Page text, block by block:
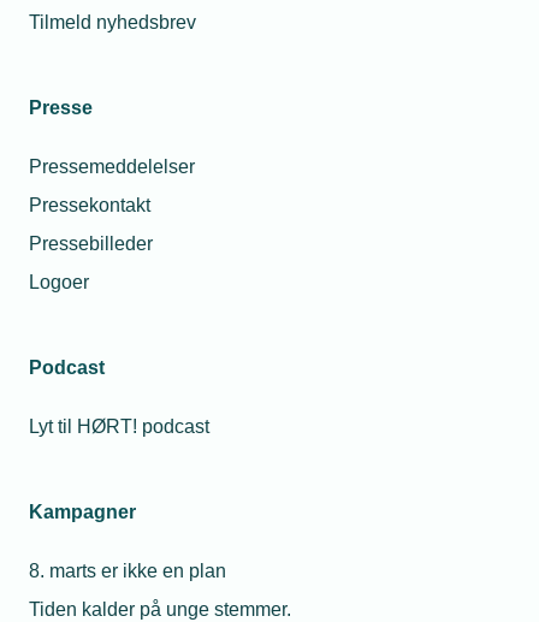
Tilmeld nyhedsbrev
Presse
Pressemeddelelser
Pressekontakt
Pressebilleder
Logoer
Podcast
Lyt til HØRT! podcast
Kampagner
8. marts er ikke en plan
Tiden kalder på unge stemmer.
Politik & analyse